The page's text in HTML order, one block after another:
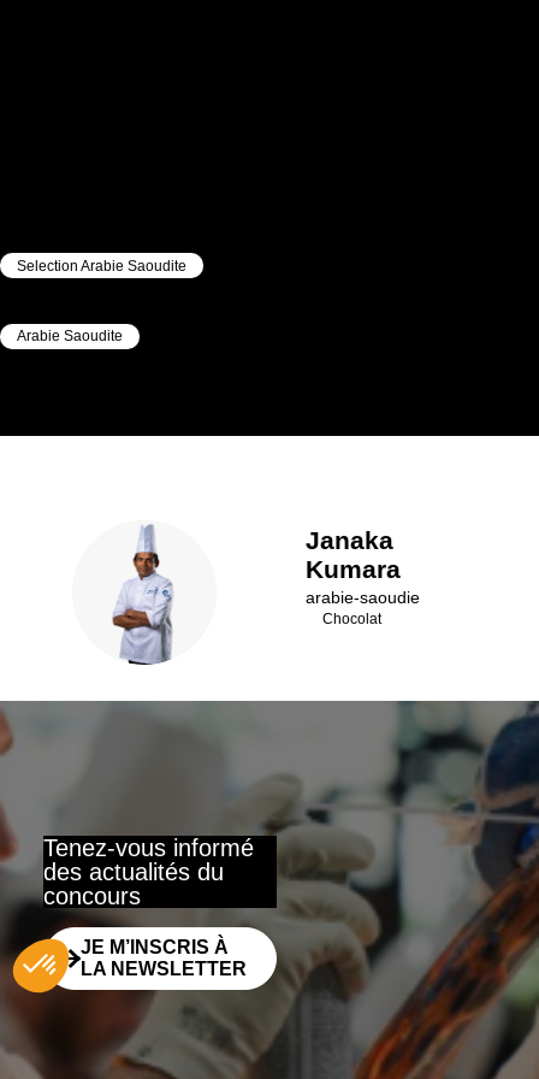
Selection Arabie Saoudite
Arabie Saoudite
JK
Janaka
Kumara
arabie-saoudie
Chocolat
Tenez-vous informé
des actualités du
concours
JE M’INSCRIS À
LA NEWSLETTER